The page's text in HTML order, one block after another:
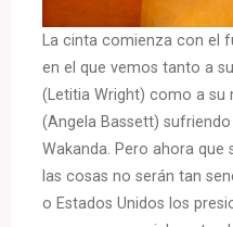
La cinta comienza con el
en el que vemos tanto a
(Letitia Wright) como a su
(Angela Bassett)
Wakanda. Pero ahora que
las cosas no serán tan
o Estados Unidos los